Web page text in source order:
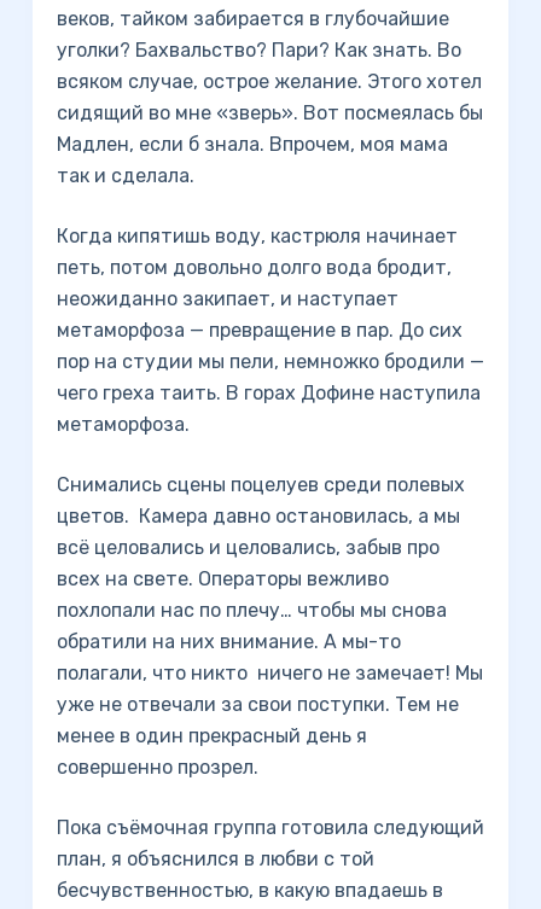
веков, тайком забирается в глубочайшие
уголки? Бахвальство? Пари? Как знать. Во
всяком случае, острое желание. Этого хотел
сидящий во мне «зверь». Вот посмеялась бы
Мадлен, если б знала. Впрочем, моя мама
так и сделала.
Когда кипятишь воду, кастрюля начинает
петь, потом довольно долго вода бродит,
неожиданно закипает, и наступает
метаморфоза — превращение в пар. До сих
пор на студии мы пели, немножко бродили —
чего греха таить. В горах Дофине наступила
метаморфоза.
Снимались сцены поцелуев среди полевых
цветов. Камера давно остановилась, а мы
всё целовались и целовались, забыв про
всех на свете. Операторы вежливо
похлопали нас по плечу… чтобы мы снова
обратили на них внимание. А мы-то
полагали, что никто ничего не замечает! Мы
уже не отвечали за свои поступки. Тем не
менее в один прекрасный день я
совершенно прозрел.
Пока съёмочная группа готовила следующий
план, я объяснился в любви с той
бесчувственностью, в какую впадаешь в